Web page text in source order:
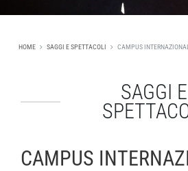
HOME SAGGI E SPETTACOLI CAMPUS
SAGGI E
CAMPUS